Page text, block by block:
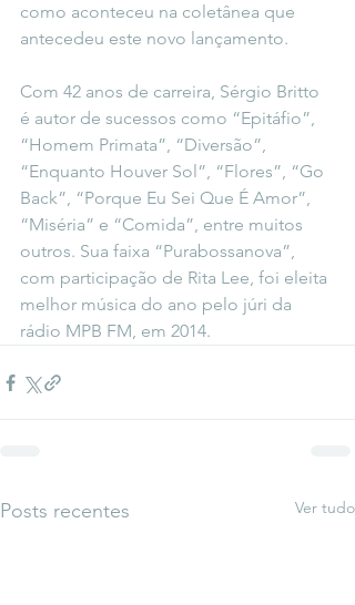
como aconteceu na coletânea que
antecedeu este novo lançamento.
Com 42 anos de carreira, Sérgio Britto
é autor de sucessos como “Epitáfio”,
“Homem Primata”, “Diversão”,
“Enquanto Houver Sol”, “Flores”, “Go
Back”, “Porque Eu Sei Que É Amor”,
“Miséria” e “Comida”, entre muitos
outros. Sua faixa “Purabossanova”,
com participação de Rita Lee, foi eleita
melhor música do ano pelo júri da
rádio MPB FM, em 2014.
Posts recentes Ver tudo